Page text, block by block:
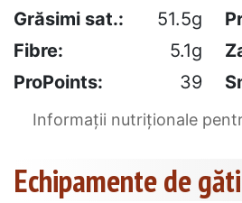
Grăsimi sat.:
51.5g
Fibre:
5.1g
ProPoints:
39
Informații nutriționale
Echipamente de